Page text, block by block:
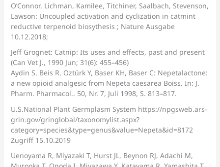
O’Connor, Lichman, Kamilee, Titchiner, Saalbach, Stevenson,
Lawson: Uncoupled activation and cyclization in catmint
reductive terpenoid biosythesis ; Nature Ausgabe
10.12.2018;
Jeff Grognet: Catnip: Its uses and effects, past and present
(Can Vet J., 1990 Jun; 31(6): 455–456)
Aydin S, Beis R, Oztürk Y, Baser KH, Baser C: Nepetalactone:
a new opioid analgesic from Nepeta caesarea Boiss. In: J.
Pharm. Pharmacol.. 50, Nr. 7, Juli 1998, S. 813–817.
U.S.National Plant Germplasm System https://npgsweb.ars-
grin.gov/gringlobal/taxonomylist.aspx?
category=species&type=genus&value=Nepeta&id=8172
Zugriff 15.10.2019
Uenoyama R, Miyazaki T, Hurst JL, Beynon RJ, Adachi M,